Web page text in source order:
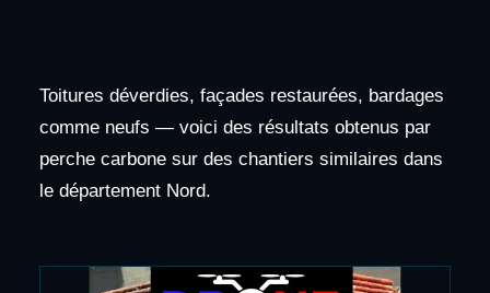
Toitures déverdies, façades restaurées, bardages
comme neufs — voici des résultats obtenus par
perche carbone sur des chantiers similaires dans
le département Nord.